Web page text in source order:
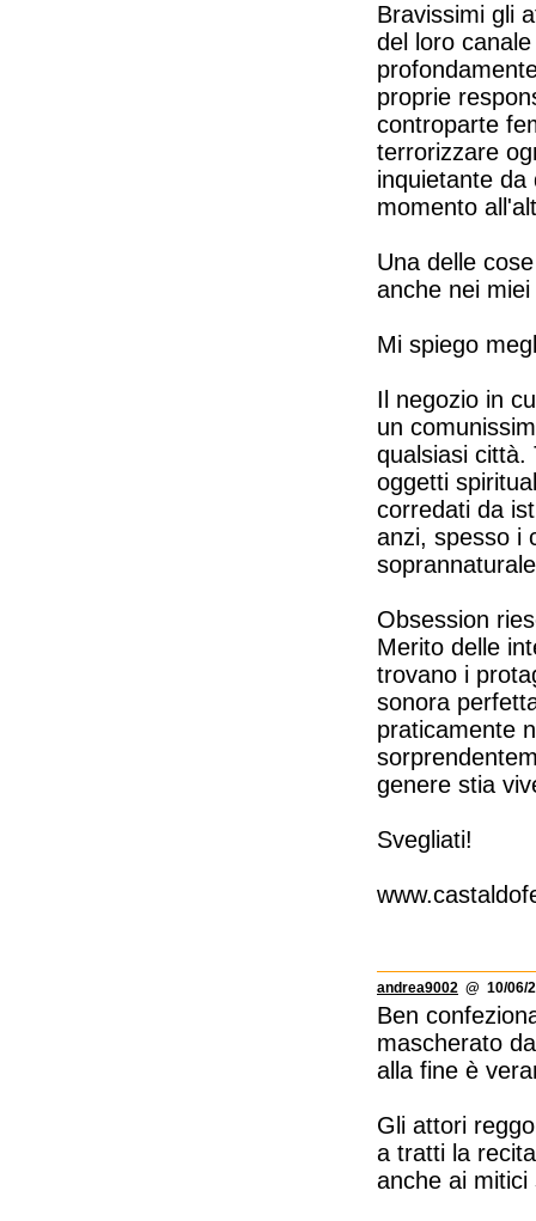
Bravissimi gli
del loro
proprie
controparte
terrorizzare
inquietante
momento
Una delle
anche nei
Mi spiego
Il negozio in
un
qualsiasi città.
oggetti
corredati da
anzi, spesso i
Obsession
Merito delle
trovano i
sonora
praticamente
genere stia
Svegliati!
andrea9002 @ 10/06/
Ben
mascherato
alla fine è
Gli attori
a tratti la
anche ai mitici